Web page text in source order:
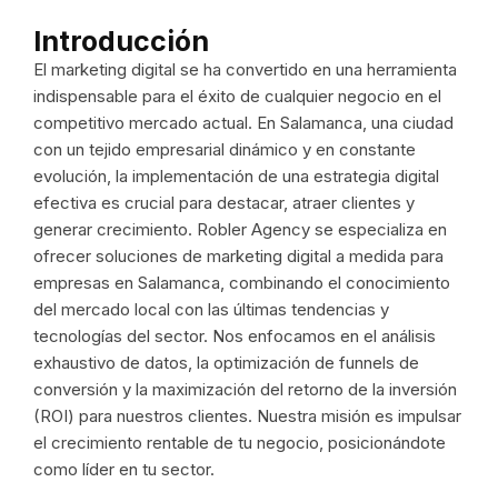
Introducción
El marketing digital se ha convertido en una herramienta
indispensable para el éxito de cualquier negocio en el
competitivo mercado actual. En Salamanca, una ciudad
con un tejido empresarial dinámico y en constante
evolución, la implementación de una estrategia digital
efectiva es crucial para destacar, atraer clientes y
generar crecimiento. Robler Agency se especializa en
ofrecer soluciones de marketing digital a medida para
empresas en Salamanca, combinando el conocimiento
del mercado local con las últimas tendencias y
tecnologías del sector. Nos enfocamos en el análisis
exhaustivo de datos, la optimización de funnels de
conversión y la maximización del retorno de la inversión
(ROI) para nuestros clientes. Nuestra misión es impulsar
el crecimiento rentable de tu negocio, posicionándote
como líder en tu sector.